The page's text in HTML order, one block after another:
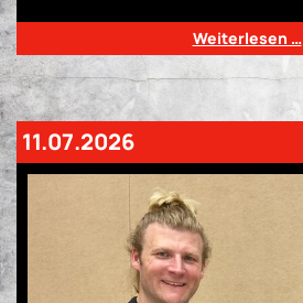
Weiterlesen …
11.07.2026